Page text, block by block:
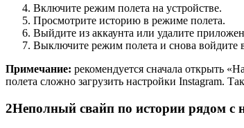
Включите режим полета на устройстве.
Просмотрите историю в режиме полета.
Выйдите из аккаунта или удалите
Выключите режим полета и снова войдите
Примечание: рекомендуется сначала открыть
полета сложно загрузить настройки Instagram.
2Неполный свайп по истории рядом с